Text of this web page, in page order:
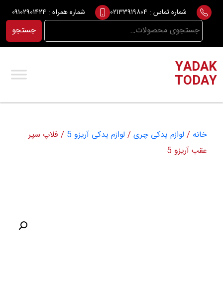
Skip
content
شماره تماس : ۰۲۱۳۳۹۱۹۸۰۴ شماره همراه : ۰۹۱۰۲۹۰۱۴۲۴
جستجو
برای:
جستجو
YADAK
TODAY
خانه / لوازم یدکی چری/ لوازم یدکی آریزو 5
/ فلاپ سپر
عقب آریزو 5